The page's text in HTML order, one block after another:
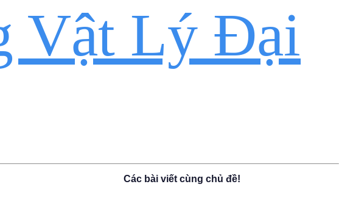
Vật Lý Đại
Các bài viết cùng chủ đề!